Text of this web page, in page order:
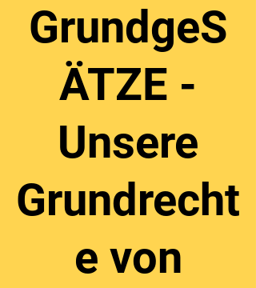
GrundgeS
ÄTZE -
Unsere
Grundrecht
e von